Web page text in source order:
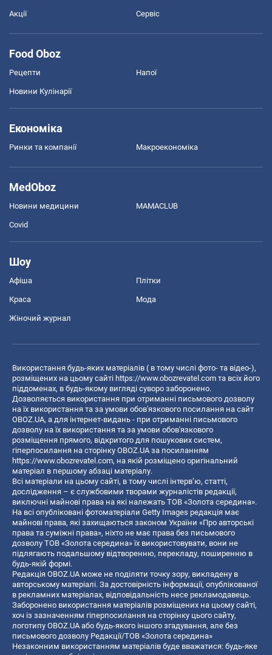
Акції Сервіс
Food Oboz
Рецепти Напої
Новини Кулінарії
Економіка
Ринки та компанії Макроекономіка
MedOboz
Новини медицини MAMACLUB
Covid
Шоу
Афіша Плітки
Краса Мода
Жіночий журнал
Використання будь-яких матеріалів ( в тому числі фото- та відео-),
розміщених на цьому сайті https://www.obozrevatel.com та всіх його
піддоменах, в будь-якому вигляді суворо заборонено.
Дозволяється використання при отриманні письмового дозволу
на їх використання та за умови обов'язкового посилання на сайт
OBOZ.UA, а для інтернет-видань - при отриманні письмового
дозволу на їх використання та за умови обов'язкового
розміщення прямого, відкритого для пошукових систем,
гіперпосилання на сторінку OBOZ.UA за посиланням
https://www.obozrevatel.com, на якій розміщено оригінальний
матеріал в першому абзаці матеріалу.
Всі матеріали на цьому сайті, в тому числі інтерв’ю, статті,
дослідження – є службовими творами журналістів редакції,
виключні майнові права на які належать ТОВ «Золота середина».
На всі опубліковані фотоматеріали Getty Images редакція має
майнові права, які захищаються законом України «Про авторські
права та суміжні права», ніхто не має права без письмового
дозволу ТОВ «Золота середина» їх використовувати, вони не
підлягають подальшому відтворенню, перекладу, поширенню в
будь-якій формі.
Редакція OBOZ.UA може не поділяти точку зору, викладену в
авторському матеріалі. За достовірність інформації, опублікованої
в рекламних матеріалах, відповідальність несе рекламодавець.
Заборонено використання матеріалів розміщених на цьому сайті,
хоч із зазначенням гіперпосилання на сторінку цього сайту,
логотипу OBOZ.UA або будь-якого іншого згадування, але без
письмового дозволу Редакції/ТОВ «Золота середина»
Незаконним використанням матеріалів буде вважатися: будь-яке